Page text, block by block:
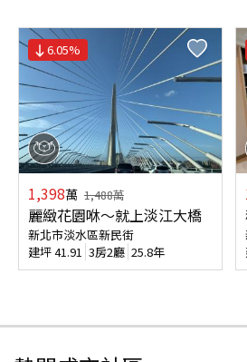
6.05%
1,398萬 1,488萬
麗緻花園咻～就上淡江大橋
新北市淡水區新民街
建坪41.91 3房2廳 25.8年